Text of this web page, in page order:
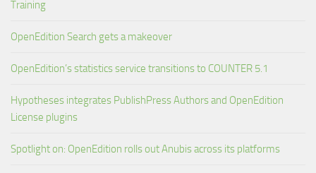
Training
OpenEdition Search gets a makeover
OpenEdition’s statistics service transitions to COUNTER 5.1
Hypotheses integrates PublishPress Authors and OpenEdition
License plugins
Spotlight on: OpenEdition rolls out Anubis across its platforms